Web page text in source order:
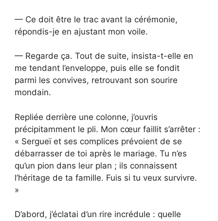
— Ce doit être le trac avant la cérémonie,
répondis-je en ajustant mon voile.
— Regarde ça. Tout de suite, insista-t-elle en
me tendant l’enveloppe, puis elle se fondit
parmi les convives, retrouvant son sourire
mondain.
Repliée derrière une colonne, j’ouvris
précipitamment le pli. Mon cœur faillit s’arrêter :
« Sergueï et ses complices prévoient de se
débarrasser de toi après le mariage. Tu n’es
qu’un pion dans leur plan ; ils connaissent
l’héritage de ta famille. Fuis si tu veux survivre.
»
D’abord, j’éclatai d’un rire incrédule : quelle